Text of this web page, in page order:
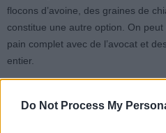
Do Not Process My
flocons d’avoine, des graines de
constitue une autre option. On
pain complet avec de l’avocat et
entier.
Concernant la boisson, il est
industriels, souvent riches en